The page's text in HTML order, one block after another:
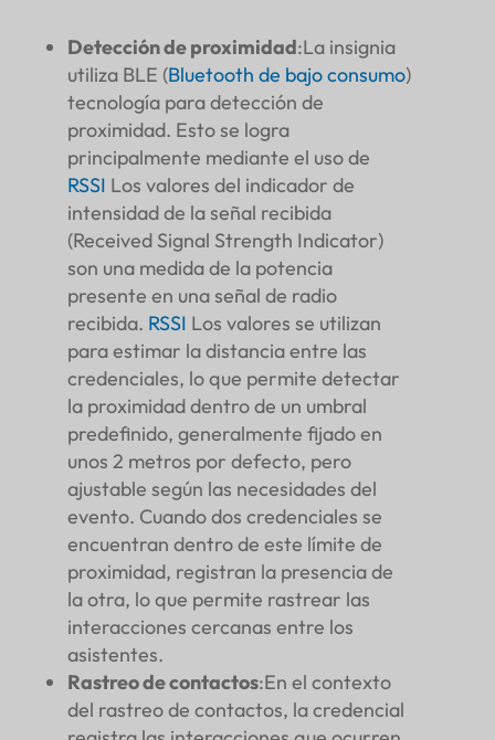
Detección de proximidad:La insignia
utiliza BLE (Bluetooth de bajo consumo)
tecnología para detección de
proximidad. Esto se logra
principalmente mediante el uso de
RSSI Los valores del indicador de
intensidad de la señal recibida
(Received Signal Strength Indicator)
son una medida de la potencia
presente en una señal de radio
recibida. RSSI Los valores se utilizan
para estimar la distancia entre las
credenciales, lo que permite detectar
la proximidad dentro de un umbral
predefinido, generalmente fijado en
unos 2 metros por defecto, pero
ajustable según las necesidades del
evento. Cuando dos credenciales se
encuentran dentro de este límite de
proximidad, registran la presencia de
la otra, lo que permite rastrear las
interacciones cercanas entre los
asistentes.
Rastreo de contactos:En el contexto
del rastreo de contactos, la credencial